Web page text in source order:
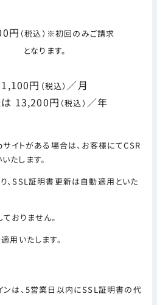
円 （税込）※初回のみご請求
となります。
1,100円 （税込） ／月
は 13,200円 （税込） ／年
イトがある場合は、お客様にてCSR
たします。
、SSL証明書更新は自動適用といた
おりません。
用いたします。
ンは、5営業日以内にSSL証明書の代